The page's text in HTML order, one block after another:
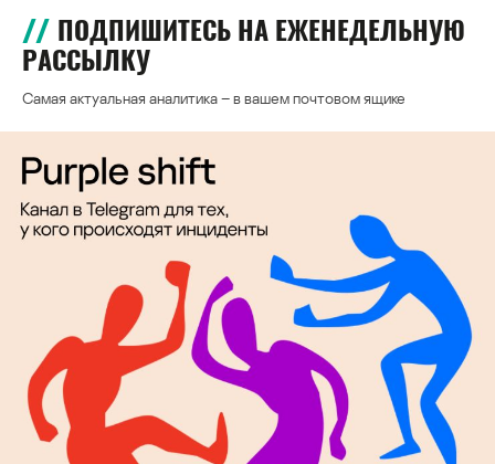
ПОДПИШИТЕСЬ НА ЕЖЕНЕДЕЛЬНУЮ
РАССЫЛКУ
Самая актуальная аналитика – в вашем почтовом ящике